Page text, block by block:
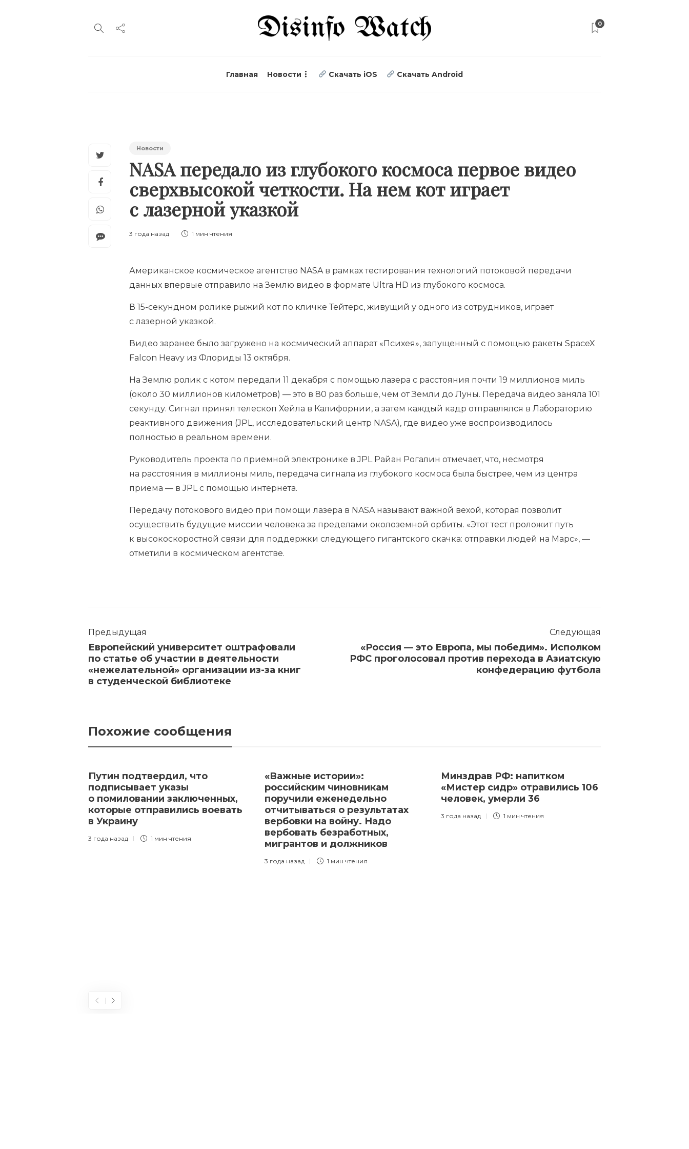
0
Главная Новости Скачать iOS Скачать Android
Новости
NASA передало из глубокого космоса первое видео
сверхвысокой четкости. На нем кот играет
с лазерной указкой
3 года назад 1 мин чтения
Американское космическое агентство NASA в рамках тестирования технологий потоковой передачи
данных впервые отправило на Землю видео в формате Ultra HD из глубокого космоса.
В 15-секундном ролике рыжий кот по кличке Тейтерс, живущий у одного из сотрудников, играет
с лазерной указкой.
Видео заранее было загружено на космический аппарат «Психея», запущенный с помощью ракеты SpaceX
Falcon Heavy из Флориды 13 октября.
На Землю ролик с котом передали 11 декабря с помощью лазера с расстояния почти 19 миллионов миль
(около 30 миллионов километров) — это в 80 раз больше, чем от Земли до Луны. Передача видео заняла 101
секунду. Сигнал принял телескоп Хейла в Калифорнии, а затем каждый кадр отправлялся в Лабораторию
реактивного движения (JPL, исследовательский центр NASA), где видео уже воспроизводилось
полностью в реальном времени.
Руководитель проекта по приемной электронике в JPL Райан Рогалин отмечает, что, несмотря
на расстояния в миллионы миль, передача сигнала из глубокого космоса была быстрее, чем из центра
приема — в JPL с помощью интернета.
Передачу потокового видео при помощи лазера в NASA называют важной вехой, которая позволит
осуществить будущие миссии человека за пределами околоземной орбиты. «Этот тест проложит путь
к высокоскоростной связи для поддержки следующего гигантского скачка: отправки людей на Марс», —
отметили в космическом агентстве.
Предыдущая
Европейский университет оштрафовали
по статье об участии в деятельности
«нежелательной» организации из-за книг
в студенческой библиотеке
Следующая
«Россия — это Европа, мы победим». Исполком
РФС проголосовал против перехода в Азиатскую
конфедерацию футбола
Похожие сообщения
Путин подтвердил, что
подписывает указы
о помиловании заключенных,
которые отправились воевать
в Украину
3 года назад 1 мин чтения
«Важные истории»:
российским чиновникам
поручили еженедельно
отчитываться о результатах
вербовки на войну. Надо
вербовать безработных,
мигрантов и должников
3 года назад 1 мин чтения
Минздрав РФ: напитком
«Мистер сидр» отравились 106
человек, умерли 36
3 года назад 1 мин чтения